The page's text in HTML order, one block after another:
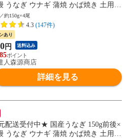
うなぎ ウナギ 蒲焼 かば焼き 土用丑
の日 スタミナ 夏 冷凍便 お取り寄
メ 食品 土用丑【最安値挑戦！10,08
円セール】
約150g×4尾
4.3 (147件)
あり
円 送料込み
85
人森源商店
詳細を見る
配送受付中★ 国産うなぎ 150g前後×
うなぎ ウナギ 蒲焼 かば焼き 土用丑